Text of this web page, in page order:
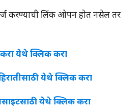
करण्याची लिंक ओपन होत नसेल तर
येथे क्लिक करा
येथे क्लिक करा
येथे क्लिक करा